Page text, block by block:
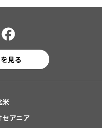
見る
米
セアニア